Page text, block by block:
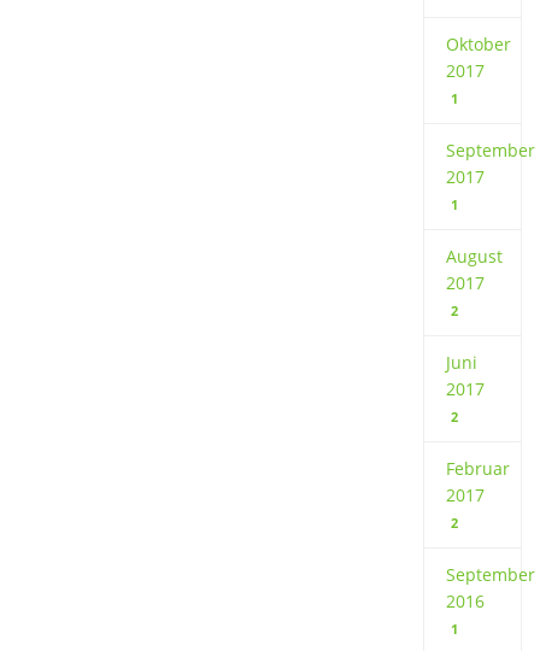
Oktober
2017
1
September
2017
1
August
2017
2
Juni
2017
2
Februar
2017
2
September
2016
1